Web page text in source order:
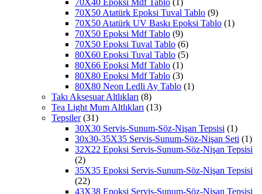
70X40 Epoksi Mdf Tablo (1)
70X50 Atatürk Epoksi Tuval Tablo (9)
70X50 Atatürk UV Baskı Epoksi Tablo (1)
70X50 Epoksi Mdf Tablo (9)
70X50 Epoksi Tuval Tablo (6)
80X60 Epoksi Tuval Tablo (5)
80X66 Epoksi Mdf Tablo (1)
80X80 Epoksi Mdf Tablo (3)
80X80 Neon Ledli Ay Tablo (1)
Takı Aksesuar Altlıkları (8)
Tea Light Mum Altlıkları (13)
Tepsiler (31)
30X30 Servis-Sunum-Söz-Nişan Tepsisi (1)
30x30-35X35 Servis-Sunum-Söz-Nişan Seti (1)
32X22 Epoksi Servis-Sunum-Söz-Nişan Tepsisi
(2)
35X35 Epoksi Servis-Sunum-Söz-Nişan Tepsisi
(22)
43X38 Epoksi Servis-Sunum-Söz-Nişan Tepsisi